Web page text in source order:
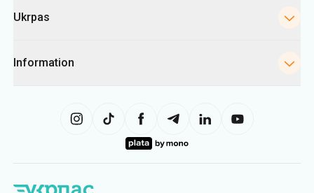
Ukrpas
Information